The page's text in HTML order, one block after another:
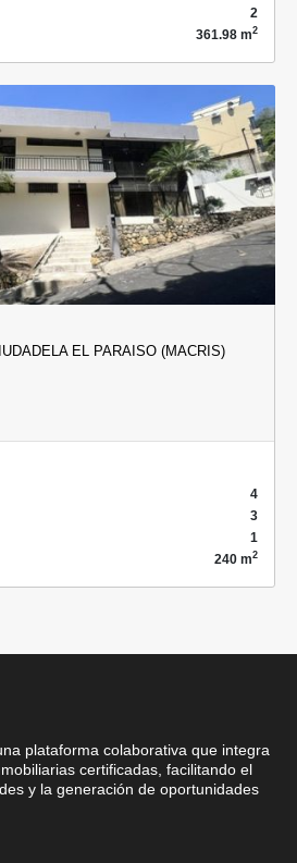
2
361.98 m2
EL PARAISO (MACRIS)
4
3
1
240 m2
plataforma colaborativa que integra
certificadas, facilitando el
y la generación de oportunidades